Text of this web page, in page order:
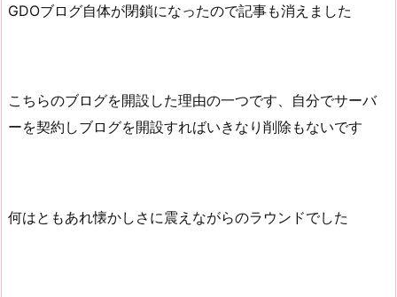
GDOブログ自体が閉鎖になったので記事も消えました
こちらのブログを開設した理由の一つです、自分でサーバ
ーを契約しブログを開設すればいきなり削除もないです
何はともあれ懐かしさに震えながらのラウンドでした